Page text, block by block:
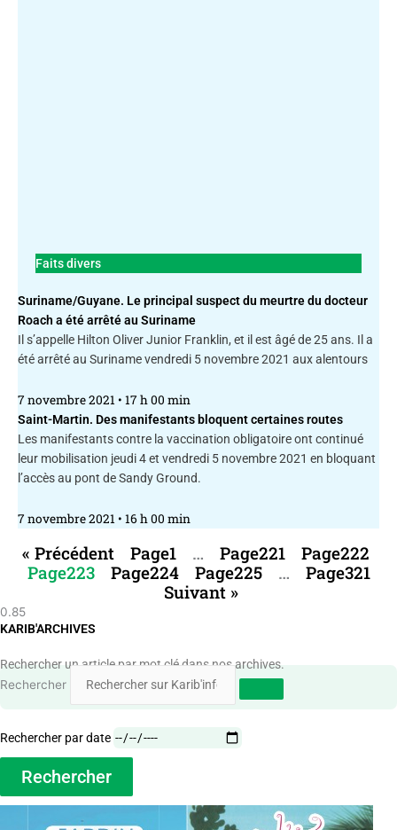
Faits divers
Suriname/Guyane. Le principal suspect du meurtre du docteur
Roach a été arrêté au Suriname
Il s’appelle Hilton Oliver Junior Franklin, et il est âgé de 25 ans. Il a
été arrêté au Suriname vendredi 5 novembre 2021 aux alentours
7 novembre 2021 17 h 00 min
Saint-Martin. Des manifestants bloquent certaines routes
Les manifestants contre la vaccination obligatoire ont continué
leur mobilisation jeudi 4 et vendredi 5 novembre 2021 en bloquant
l’accès au pont de Sandy Ground.
7 novembre 2021 16 h 00 min
« Précédent Page1 … Page221 Page222
Page223 Page224 Page225 … Page321
Suivant »
KARIB'ARCHIVES
Rechercher un article par mot clé dans nos archives.
Rechercher
Rechercher par date
Rechercher